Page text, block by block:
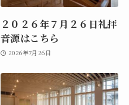
２０２６年７月２６日礼拝
音源はこちら
2026年7月26日